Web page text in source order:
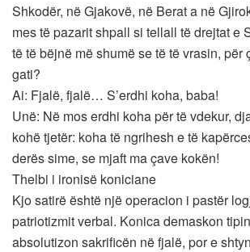
Shkodër, në Gjakovë, në Berat a në
mes të pazarit shpall si tellall të drejtat e
të të bëjnë më shumë se të të vrasin, për
gati?
Ai: Fjalë, fjalë… S’erdhi koha, baba!
Unë: Në mos erdhi koha për të vdekur,
kohë tjetër: koha të ngrihesh e të
derës sime, se mjaft ma çave kokën!
Thelbi i ironisë koniciane
Kjo satirë është një operacion i pastër
patriotizmit verbal. Konica demaskon
absolutizon sakrificën në fjalë, por e